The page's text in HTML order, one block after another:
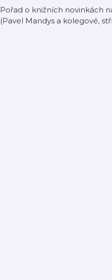
Pořad o knižních novinkách
(Pavel Mandys a kolegové,